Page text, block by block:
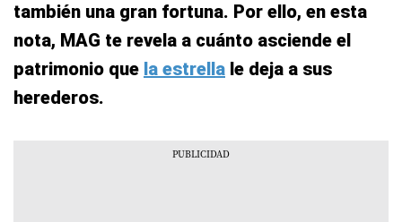
también una gran fortuna. Por ello, en esta
nota, MAG te revela a cuánto asciende el
patrimonio que la estrella le deja a sus
herederos.